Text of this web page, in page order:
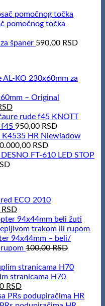
pomočnog točka
španer 590,00 RSD
– Original
Current
price
is:
20.767,00 RSD.
KNOTT
f45 950,00 RSD
Niewiadow
RSD
FT-610 LED STOP
ECO 2010
RSD.
RSDCurrent
price
is:
82.000,00 RSD.
94x44mm – beli/
100,00RSD
stranicama H70
RSDCurrent
price